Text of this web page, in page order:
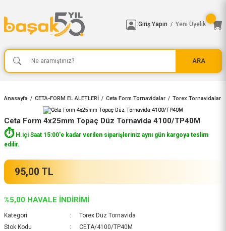
ARA
Giriş Yapın / Yeni Üyelik
Anasayfa CETA-FORM EL ALETLERİ Ceta Form Tornavidalar Torex Tornavidalar
Ceta Form 4x25mm Topaç Düz Tornavida 4100/TP40M
⏱️H.içi Saat 15:00'e kadar verilen siparişleriniz aynı gün kargoya teslim
edilir.
95,00 TL
%5,00 HAVALE İNDİRİMİ
Kategori
Torex Düz Tornavida
Stok Kodu
CETA/4100/TP40M